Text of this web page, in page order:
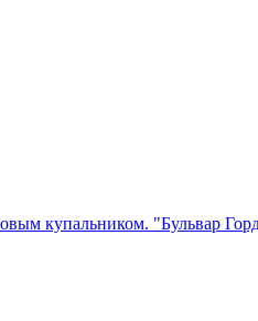
купальником. "Бульвар